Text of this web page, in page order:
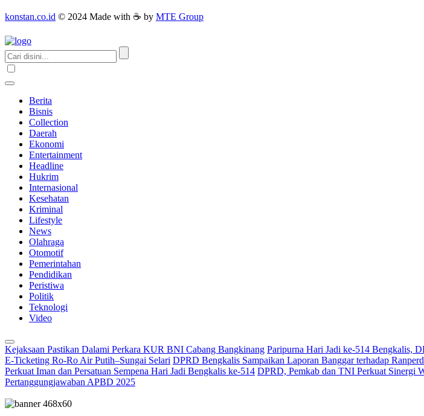
konstan.co.id © 2024 Made with ☕ by MTE Group
Berita
Bisnis
Collection
Daerah
Ekonomi
Entertainment
Headline
Hukrim
Internasional
Kesehatan
Kriminal
Lifestyle
News
Olahraga
Otomotif
Pemerintahan
Pendidikan
Peristiwa
Politik
Teknologi
Video
Kejaksaan Pastikan Dalami Perkara KUR BNI Cabang Bangkinang Paripurna Hari Jadi ke-514 Bengkalis,
E-Ticketing Ro-Ro Air Putih–Sungai Selari DPRD Bengkalis Sampaikan Laporan Banggar terhadap
Perkuat Iman dan Persatuan Sempena Hari Jadi Bengkalis ke-514 DPRD, Pemkab dan TNI Perkuat Sinergi
Pertanggungjawaban APBD 2025